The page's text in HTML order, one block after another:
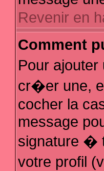
Revenir en
Comment
Pour
cr�er une,
cocher la
message
signature �
votre profil